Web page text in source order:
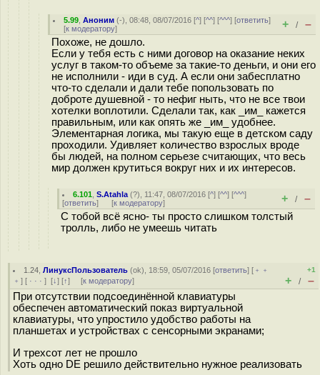
5.99 ,Аноним (-), 08:48, 08/07/2016 [^] [^^] [^^^] [ответить]
[к модератору] + / –
Похоже, не дошло.
Если у тебя есть с ними договор на оказание неких
услуг в таком-то объеме за такие-то деньги, и они его
не исполнили - иди в суд. А если они забесплатно
что-то сделали и дали тебе попользовать по
доброте душевной - то нефиг ныть, что не все твои
хотелки воплотили. Сделали так, как _им_ кажется
правильным, или как опять же _им_ удобнее.
Элементарная логика, мы такую еще в детском саду
проходили. Удивляет количество взрослых вроде
бы людей, на полном серьезе считающих, что весь
мир должен крутиться вокруг них и их интересов.
6.101 ,S.Atahla (?), 11:47, 08/07/2016 [^] [^^] [^^^]
[ответить] [к модератору] + / –
С тобой всё ясно- ты просто слишком толстый
тролль, либо не умеешь читать
1.24 ,ЛинуксПользователь (ok), 18:59, 05/07/2016 [ответить] [ ﹢﹢
﹢ ] [ · · · ] [↓] [↑] [к модератору]
+1
+ / –
При отсутствии подсоединённой клавиатуры
обеспечен автоматический показ виртуальной
клавиатуры, что упростило удобство работы на
планшетах и устройствах с сенсорными экранами;
И трехсот лет не прошло
Хоть одно DE решило действительно нужное реализовать